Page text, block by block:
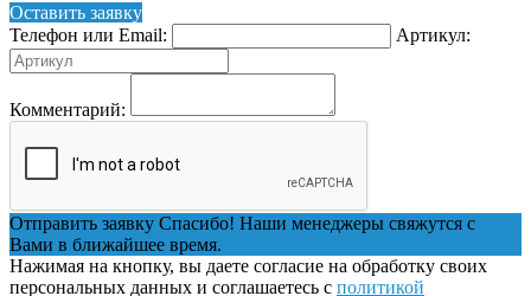
Оставить заявку
Телефон или Email:
Артикул:
Комментарий:
Отправить заявку Спасибо! Наши менеджеры свяжутся с
Вами в ближайшее время.
Нажимая на кнопку, вы даете согласие на обработку своих
персональных данных и соглашаетесь с политикой